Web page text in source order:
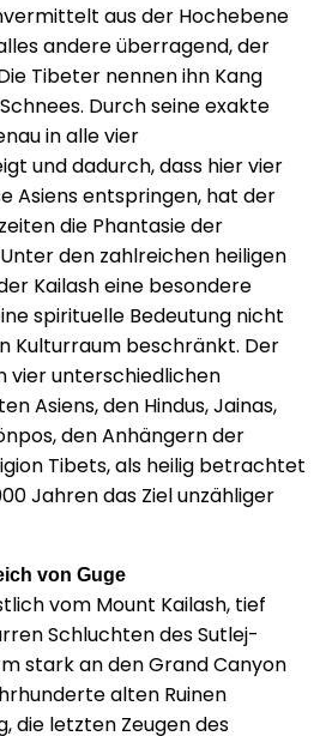
aus der Hochebene
andere überragend, der
Tibeter nennen ihn Kang
Durch seine exakte
in alle vier
und dadurch, dass hier vier
Asiens entspringen, hat der
die Phantasie der
den zahlreichen heiligen
Kailash eine besondere
spirituelle Bedeutung nicht
Kulturraum beschränkt. Der
vier unterschiedlichen
Asiens, den Hindus, Jainas,
den Anhängern der
Tibets, als heilig betrachtet
Jahren das Ziel unzähliger
von Guge
vom Mount Kailash, tief
Schluchten des Sutlej-
stark an den Grand Canyon
alten Ruinen
die letzten Zeugen des